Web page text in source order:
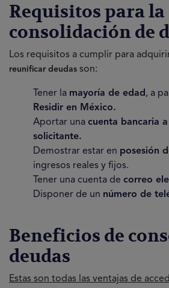
Requisitospara la
consolidación de
Los requisitos a cumplir para
reunificar deudas son:
Tener la mayoría de edad , a
Residir en México.
Aportar una cuenta bancaria
solicitante.
Demostrar estar en posesión
ingresos reales y fijos.
Tener una cuenta de correo
Disponer de un número de
Beneficios de
deudas
Estas son todas las ventajas de